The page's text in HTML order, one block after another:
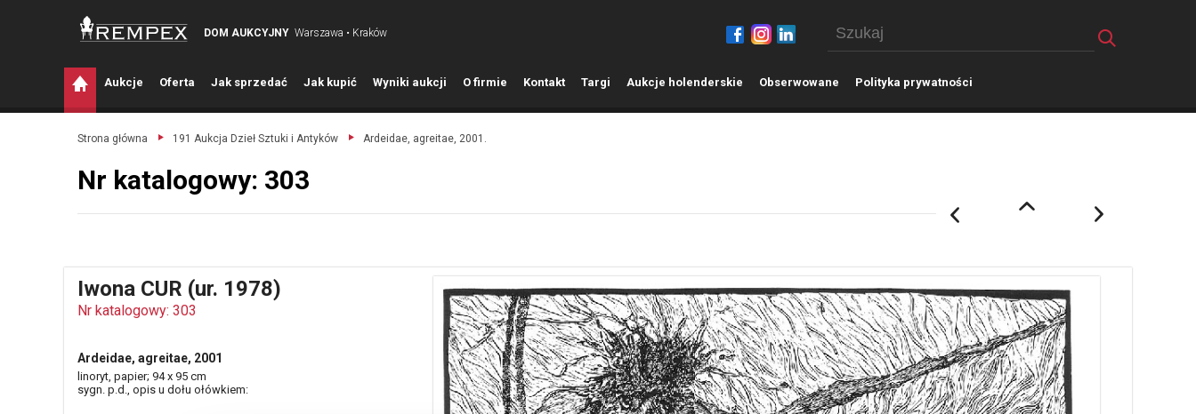
DOM AUKCYJNY Warszawa • Kraków
Aukcje Oferta Jak sprzedać Jak kupić Wyniki aukcji O firmie Kontakt Targi Aukcje holenderskie Obserwowane Polityka prywatności
Strona główna 191 Aukcja Dzieł Sztuki i Antyków Ardeidae, agreitae, 2001.
Nr katalogowy: 303
Iwona CUR (ur. 1978)
Nr katalogowy: 303
Ardeidae, agreitae, 2001
linoryt, papier; 94 x 95 cm
sygn. p.d., opis u dołu ołówkiem: